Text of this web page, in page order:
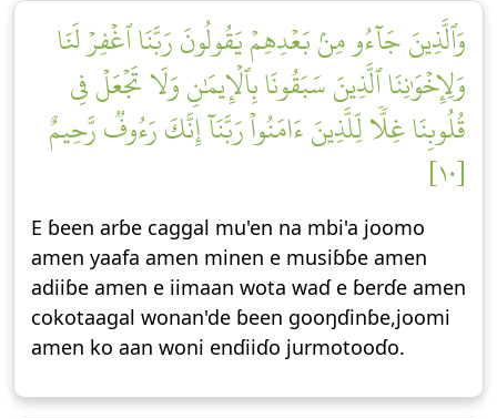
وَٱلَّذِينَ جَآءُو مِنۢ بَعۡدِهِمۡ يَقُولُونَ رَبَّنَا ٱغۡفِرۡ لَنَا
وَلِإِخۡوَٰنِنَا ٱلَّذِينَ سَبَقُونَا بِٱلۡإِيمَٰنِ وَلَا تَجۡعَلۡ فِي
قُلُوبِنَا غِلّٗا لِّلَّذِينَ ءَامَنُواْ رَبَّنَآ إِنَّكَ رَءُوفٞ رَّحِيمٌ
[١٠]
E ɓeen arɓe caggal mu'en na mbi'a joomo
amen yaafa amen minen e musiɓɓe amen
adiiɓe amen e iimaan wota waɗ e ɓerɗe amen
cokotaagal wonan'de ɓeen gooŋɗinɓe,joomi
amen ko aan woni enɗiiɗo jurmotooɗo.